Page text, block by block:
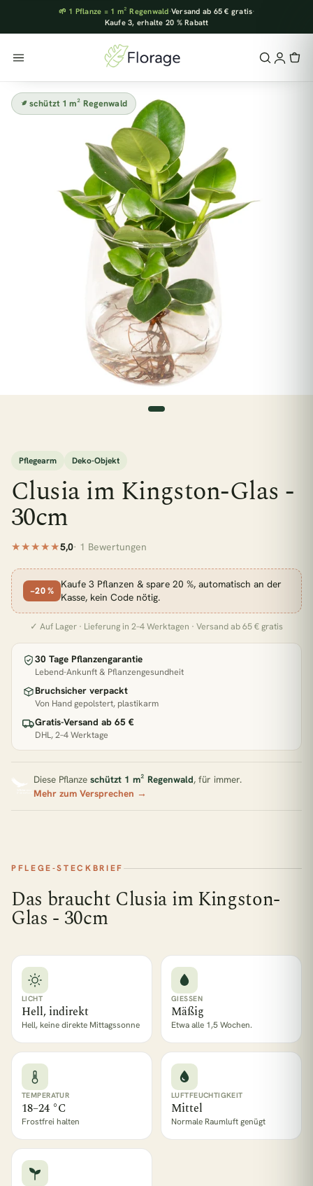
🌱 1 Pflanze = 1 m² Regenwald·Versand ab 65 € gratis·
Kaufe 3, erhalte 20 % Rabatt
schützt 1 m² Regenwald
Pflegearm Deko-Objekt
Clusia im Kingston-Glas -
30cm
★★★★★5,0· 1 Bewertungen
−20 %
Kaufe 3 Pflanzen & spare 20 %, automatisch an der
Kasse, kein Code nötig.
✓ Auf Lager · Lieferung in 2–4 Werktagen · Versand ab 65 € gratis
30 Tage Pflanzengarantie
Lebend-Ankunft & Pflanzengesundheit
Bruchsicher verpackt
Von Hand gepolstert, plastikarm
Gratis-Versand ab 65 €
DHL, 2–4 Werktage
Diese Pflanze schützt 1 m² Regenwald, für immer.
Mehr zum Versprechen →
PFLEGE-STECKBRIEF
Das braucht Clusia im Kingston-
Glas - 30cm
LICHT
Hell, indirekt
Hell, keine direkte Mittagssonne
GIESSEN
Mäßig
Etwa alle 1,5 Wochen.
TEMPERATUR
18–24 °C
Frostfrei halten
LUFTFEUCHTIGKEIT
Mittel
Normale Raumluft genügt
BELIEBTE SUCHEN
Pflegeleicht
Calathea
Alle Zimmerpflanzen Schlafzimmer
Wohnzimmer
Küche Büro
Pflanzen für dunkle Räume
Pflanzen für Halbschatten
Zimmerpflanzen Südfenster
2x Kokodama Pilea Peperomiodes - 20cm€33,90
Aglaomorpha Coronans €31,90
1 Pflanze = 1 m² Regenwald